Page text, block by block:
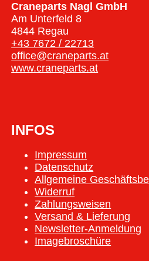
Craneparts Nagl GmbH
Am Unterfeld 8
4844 Regau
+43 7672 / 22713
office@craneparts.at
www.craneparts.at
INFOS
Impressum
Datenschutz
Allgemeine
Widerruf
Zahlungsweisen
Versand & Lieferung
Newsletter-Anmeldung
Imagebroschüre